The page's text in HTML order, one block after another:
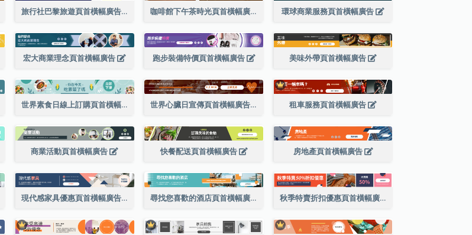
旅行社巴黎旅遊頁首橫幅廣告 咖啡館下午茶時光頁首橫幅廣告 環球商業服務頁首橫幅廣告
宏大商業理念頁首橫幅廣告 跑步裝備特價頁首橫幅廣告 美味外帶頁首橫幅廣告
世界素食日線上訂購頁首橫幅廣告 世界心臟日宣傳頁首橫幅廣告 租車服務頁首橫幅廣告
商業活動頁首橫幅廣告 快餐配送頁首橫幅廣告 房地產頁首橫幅廣告
現代感家具優惠頁首橫幅廣告 尋找您喜歡的酒店頁首橫幅廣告 秋季特賣折扣優惠頁首橫幅廣告